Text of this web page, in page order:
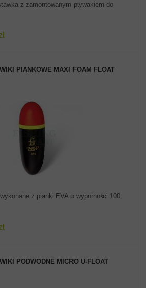
z zamontowanym pływakiem do
PIANKOWE MAXI FOAM FLOAT
ZOBACZ PRODUKT
wykonane z pianki EVA o wyporności 100,
PODWODNE MICRO U-FLOAT